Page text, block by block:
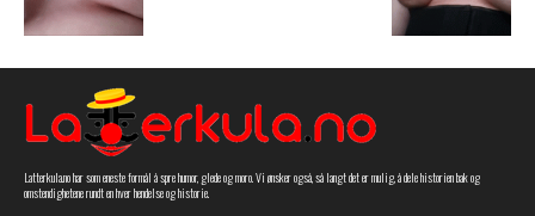
Latterkula.no har som eneste formål å spre humor, glede og moro. Vi ønsker også, så langt det er mulig, å dele historien bak og
omstendighetene rundt en hver hendelse og historie.